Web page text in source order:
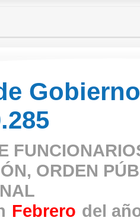
ORDEN
Febrero del